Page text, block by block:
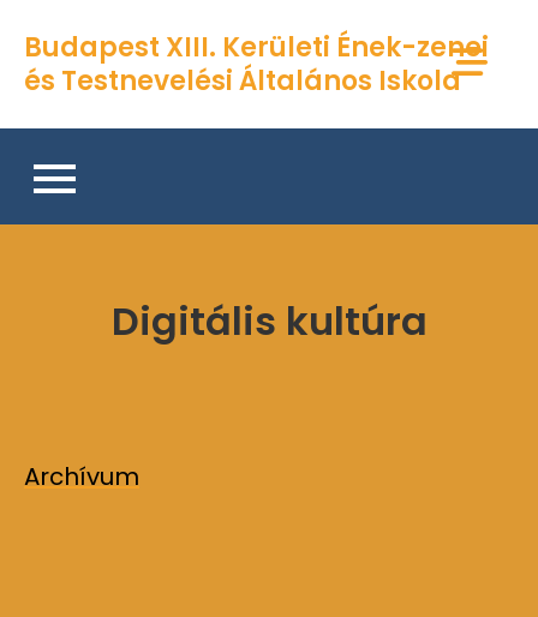
content
Budapest XIII. Kerületi Ének-zenei
és Testnevelési Általános Iskola
Digitális kultúra
Archívum